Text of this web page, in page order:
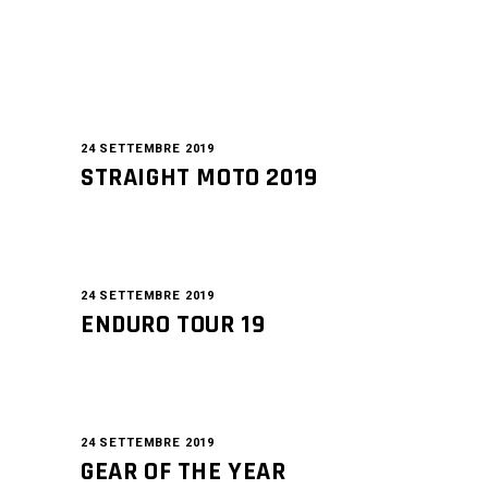
24 SETTEMBRE 2019
STRAIGHT MOTO 2019
24 SETTEMBRE 2019
ENDURO TOUR 19
24 SETTEMBRE 2019
GEAR OF THE YEAR